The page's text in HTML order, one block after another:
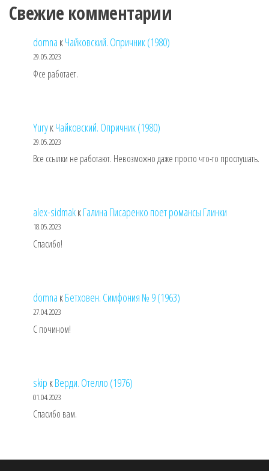
Свежие комментарии
domna кЧайковский. Опричник (1980)
29.05.2023
Фсе работает.
YuryкЧайковский. Опричник (1980)
29.05.2023
Все ссылки не работают. Невозможно даже просто что-то прослушать.
alex-sidmakкГалина Писаренко поет романсы Глинки
18.05.2023
Спасибо!
domna кБетховен. Симфония № 9 (1963)
27.04.2023
С почином!
skip кВерди. Отелло (1976)
01.04.2023
Спасибо вам.